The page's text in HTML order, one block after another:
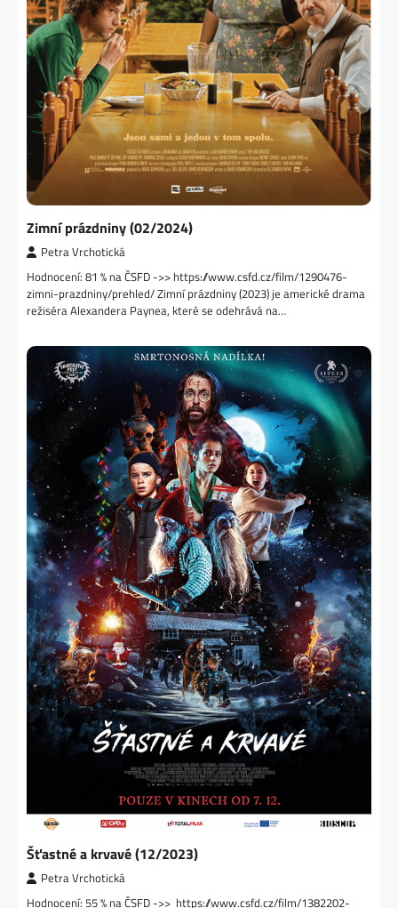
Zimní prázdniny (02/2024)
Petra Vrchotická
Hodnocení: 81 % na ČSFD ->> https://www.csfd.cz/film/1290476-
zimni-prazdniny/prehled/ Zimní prázdniny (2023) je americké drama
režiséra Alexandera Paynea, které se odehrává na…
Šťastné a krvavé (12/2023)
Petra Vrchotická
Hodnocení: 55 % na ČSFD ->> https://www.csfd.cz/film/1382202-